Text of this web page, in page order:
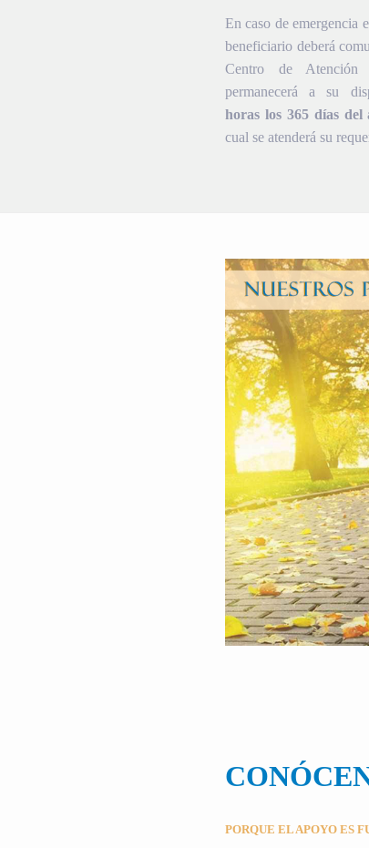
En caso de emergencia
beneficiario deberá
Centro de Atención
permanecerá a su
horas los 365 días del
cual se atenderá su
PORQUE EL APOYO ES